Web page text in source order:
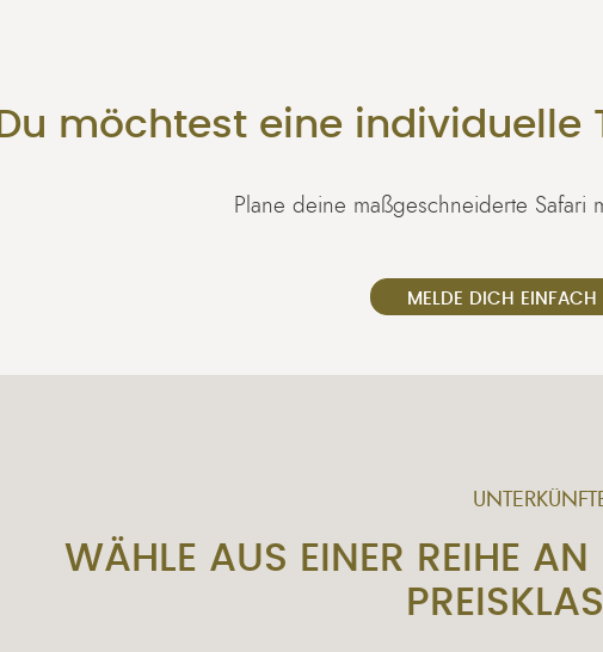
Du möchtest eine individuelle
Plane deine maßgeschneiderte Safari
MELDE DICH EINFACH
WÄHLE AUS EINER REIHE AN